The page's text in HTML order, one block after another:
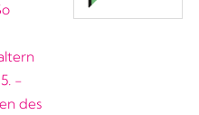
-
des